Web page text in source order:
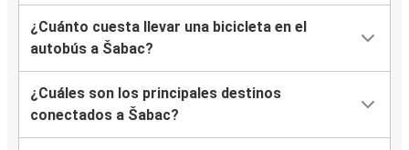
¿Cuánto cuesta llevar una bicicleta en el
autobús a Šabac?
¿Cuáles son los principales destinos
conectados a Šabac?